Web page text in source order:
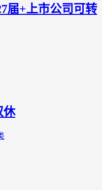
届+上市公司可转
休